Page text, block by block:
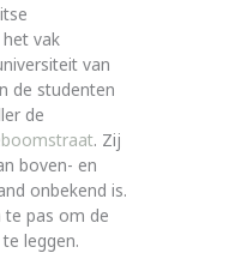
vak
van
de studenten
de
. Zij
boven- en
onbekend is.
te pas om de
leggen.